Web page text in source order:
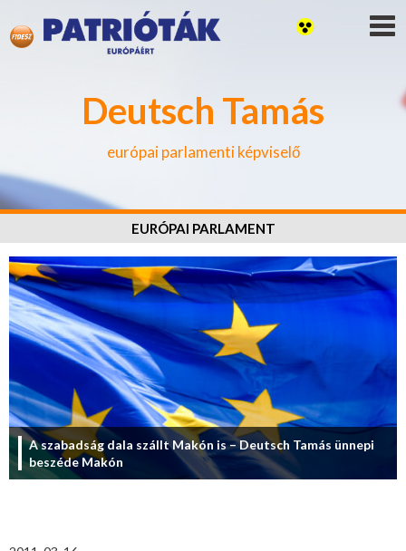
Deutsch Tamás
európai parlamenti képviselő
EURÓPAI PARLAMENT
A szabadság dala szállt Makón is – Deutsch Tamás ünnepi
beszéde Makón